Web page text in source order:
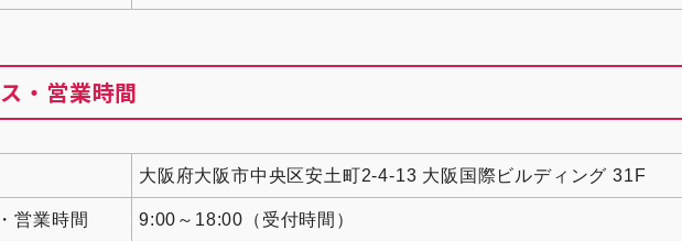
・営業時間
大阪府大阪市中央区安土町2-4-13 大阪国際ビルディング 31F
営業時間 9:00～18:00（受付時間）